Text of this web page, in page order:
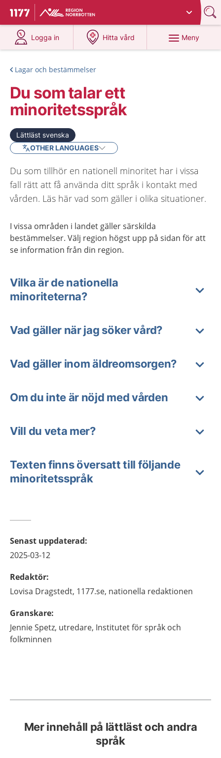
Till startsidan för 1177
Du har valt region
Logga in
på 1177.se
Hitta vård
på 1177.se
Meny
Lagar och bestämmelser
Du som talar ett
minoritetsspråk
Lättläst svenska
OTHER LANGUAGES
Du som tillhör en nationell minoritet har i vissa
fall rätt att få använda ditt språk i kontakt med
vården. Läs här vad som gäller i olika situationer.
I vissa områden i landet gäller särskilda
bestämmelser. Välj region högst upp på sidan för att
se information från din region.
Vilka är de nationella
minoriteterna?
Vad gäller när jag söker vård?
Vad gäller inom äldreomsorgen?
Om du inte är nöjd med vården
Vill du veta mer?
Texten finns översatt till följande
minoritetsspråk
Senast uppdaterad:
2025-03-12
Redaktör:
Lovisa Dragstedt, 1177.se, nationella redaktionen
Granskare:
JennieSpetz, utredare, Institutet för språk och
folkminnen
Mer innehåll på lättläst och andra
språk